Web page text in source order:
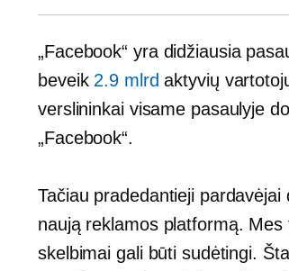
„Facebook“ yra didžiausia
beveik 2.9 mlrd aktyvių
verslininkai visame pasaulyje
„Facebook“.
Tačiau pradedantieji
naują reklamos platformą.
skelbimai gali būti sudėtingi.